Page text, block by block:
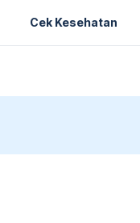
Cek Kesehatan